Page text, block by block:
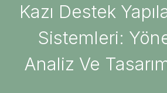
Kazı Destek
Sistemleri:
Analiz Ve